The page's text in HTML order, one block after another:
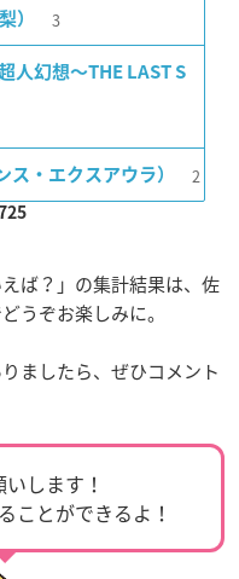
） 3
人幻想〜THE LAST S
ス・エクスアウラ） 2
ば？」の集計結果は、佐
うぞお楽しみに。
ましたら、ぜひコメント
します！
ことができるよ！